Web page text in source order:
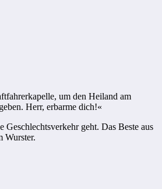
um den Heiland am
Herr, erbarme dich!«
geht. Das Beste aus
Wurster.